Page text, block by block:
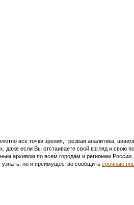
все точки зрения, трезвая аналитика,
даже если Вы отстаиваете свой взгляд и свою
архивом по всем городам и регионам России,
но и преимущество сообщить срочные